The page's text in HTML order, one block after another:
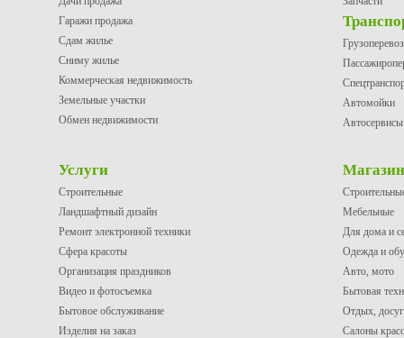
Гаражи продажа
Сдам жилье
Сниму жилье
Коммерческая недвижимость
Земельные участки
Обмен недвижимости
Автомойки
Автосервисы
Услуги
Строительные
Ландшафтный дизайн
Ремонт электронной техники
Сфера красоты
Организация праздников
Видео и фотосъемка
Бытовое обслуживание
Изделия на заказ
Мебельные
Для дома и
Одежда и
Авто, мото
Бытовая
Отдых, досуг
Салоны